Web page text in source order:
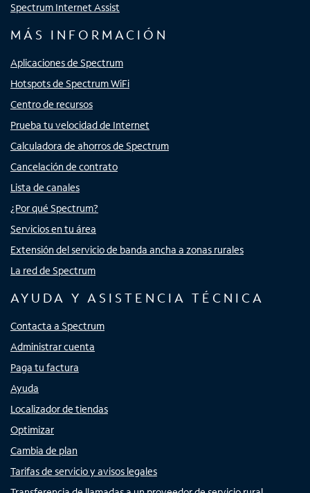
Spectrum Internet Assist
MÁS INFORMACIÓN
Aplicaciones de Spectrum
Hotspots de Spectrum WiFi
Centro de recursos
Prueba tu velocidad de Internet
Calculadora de ahorros de Spectrum
Cancelación de contrato
Lista de canales
¿Por qué Spectrum?
Servicios en tu área
Extensión del servicio de banda ancha a zonas rurales
La red de Spectrum
AYUDA Y ASISTENCIA TÉCNICA
Contacta a Spectrum
Administrar cuenta
Paga tu factura
Ayuda
Localizador de tiendas
Optimizar
Cambia de plan
Tarifas de servicio y avisos legales